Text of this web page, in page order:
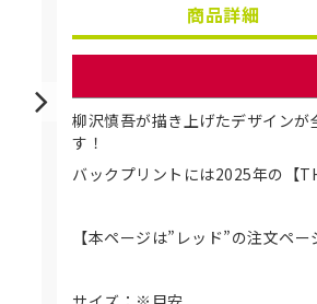
商品詳細
柳沢慎吾が描き上げたデザイン
す！
バックプリントには2025年の【
【本ページは”レッド”の注文ペ